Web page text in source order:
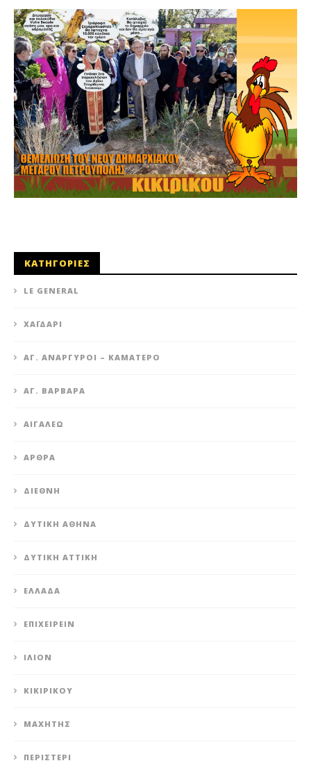
ΚΑΤΗΓΟΡΙΕΣ
LE GENERAL
XΑΪΔΆΡΙ
ΆΓ. ΑΝΆΡΓΥΡΟΙ – KΑΜΑΤΕΡΌ
ΑΓ. ΒΑΡΒΆΡΑ
ΑΙΓΆΛΕΩ
ΆΡΘΡΑ
ΔΙΕΘΝΉ
ΔΥΤΙΚΉ ΑΘΉΝΑ
ΔΥΤΙΚΉ ΑΤΤΙΚΉ
ΕΛΛΆΔΑ
ΕΠΙΧΕΙΡΕΊΝ
ΊΛΙΟΝ
ΚΙΚΙΡΙΚΟΥ
ΜΑΧΗΤΗΣ
ΠΕΡΙΣΤΈΡΙ